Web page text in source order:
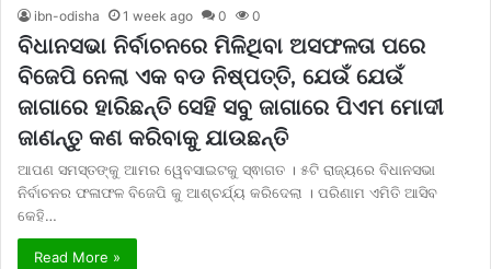
ibn-odisha 1 week ago 0 0
ବିଧାନସଭା ନିର୍ବାଚନରେ ମିଳିଥିବା ଅସଫଳତା ପରେ
ବିଜେପି ନେଲା ଏକ ବଡ ନିଷ୍ପତ୍ତି, ଯେଉଁ ଯେଉଁ
ଜାଗାରେ ହାରିଛନ୍ତି ସେହି ସବୁ ଜାଗାରେ ପିଏମ ମୋଦୀ
ଜାଣନ୍ତୁ କଣ କରିବାକୁ ଯାଉଛନ୍ତି
ଆପଣ ସମସ୍ତଙ୍କୁ ଆମର ୱେବସାଇଟକୁ ସ୍ଵାଗତ । ୫ଟି ରାଜ୍ୟରେ ବିଧାନସଭା
ନିର୍ବାଚନର ଫଳାଫଳ ବିଜେପି କୁ ଆଶ୍ଚର୍ଯ୍ୟ କରିଦେଲା । ପରିଣାମ ଏମିତି ଆସିବ
କେହି…
Read More »